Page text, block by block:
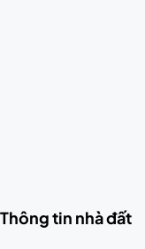
Thông tin nhà đất